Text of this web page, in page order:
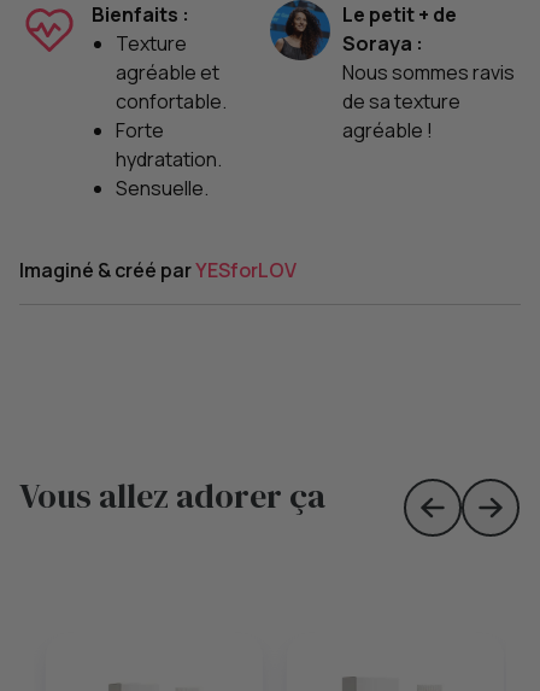
Bienfaits :
Texture
agréable et
confortable.
Forte
hydratation.
Sensuelle.
Le petit + de
Soraya :
Nous sommes ravis
de sa texture
agréable !
Imaginé & créé parYESforLOV
Vous allez adorer ça
Skip toSkip